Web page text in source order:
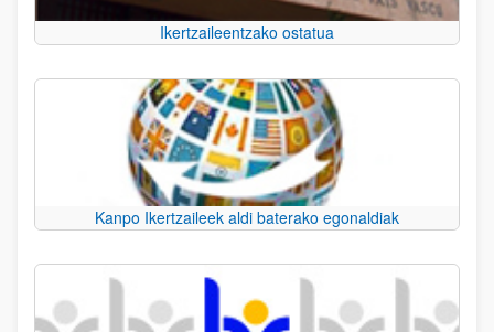
Ikertzaileentzako ostatua
Kanpo Ikertzaileek aldi baterako egonaldiak